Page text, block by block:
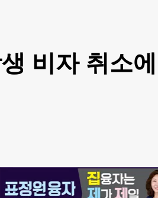
비자 취소